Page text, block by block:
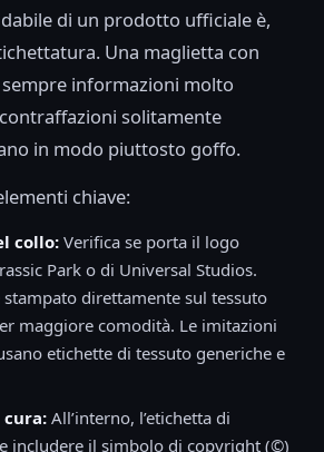
di un prodotto ufficiale è,
Una maglietta con
informazioni molto
solitamente
in modo piuttosto goffo.
chiave:
collo: Verifica se porta il logo
Park o di Universal Studios.
stampato direttamente sul tessuto
maggiore comodità. Le imitazioni
etichette di tessuto generiche e
All’interno, l’etichetta di
includere il simbolo di copyright (©)